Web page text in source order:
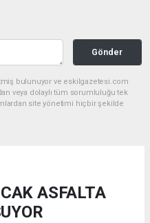
Gönder
bulunuyor ve eskilgazetesi.com
veya dolaylı tüm sorumluluğu tek
site yönetimi hiçbir şekilde
ASFALTA